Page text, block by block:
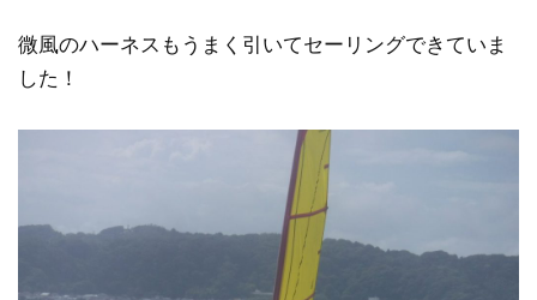
微風のハーネスもうまく引いてセーリングできていま
した！